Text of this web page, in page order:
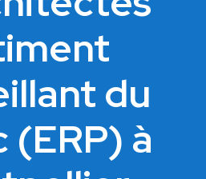
du
(ERP) à